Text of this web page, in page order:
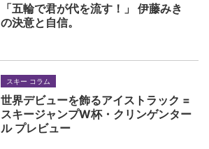
「五輪で君が代を流す！」 伊藤みき
の決意と自信。
スキー コラム
世界デビューを飾るアイストラック =
スキージャンプW杯・クリンゲンター
ル プレビュー